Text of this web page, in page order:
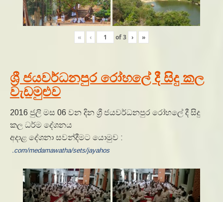
« ‹ of3 › »
ශ්‍රී ජයවර්ධනපුර රෝහලේ දී සිදු කල
වැඩමුළුව
2016 ජුලි මස 06 වන දින ශ්‍රී ජයවර්ධනපුර රෝහලේ දී සිදු
කල ධර්ම දේශනය
අදාළ දේශනා සවන්දීමට යොමුව :
.com/medamawatha/sets/jayahos